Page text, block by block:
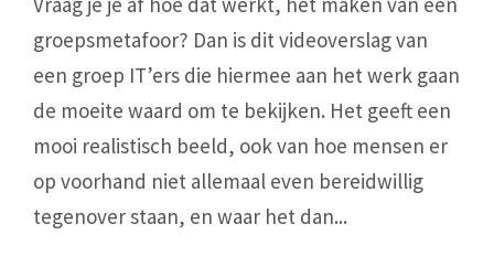
groepsmetafoor? Dan is dit videoverslag van
een groep IT’ers die hiermee aan het werk gaan
de moeite waard om te bekijken. Het geeft een
mooi realistisch beeld, ook van hoe mensen er
op voorhand niet allemaal even bereidwillig
tegenover staan, en waar het dan...